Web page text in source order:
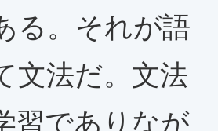
る。それが語
文法だ。文法
習でありなが